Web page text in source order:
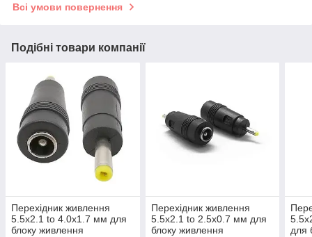
Всі умови повернення
Подібні товари компанії
Перехідник живлення
5.5x2.1 to 4.0x1.7 мм для
блоку живлення
Перехідник живлення
5.5x2.1 to 2.5x0.7 мм для
блоку живлення
для